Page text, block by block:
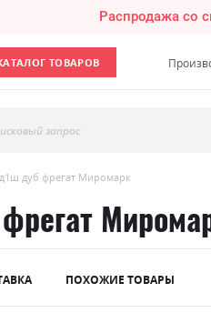
Распродажа со
ТОВАРОВ
запрос
дуб фрегат Миромарк
ПОХОЖИЕ ТОВАРЫ